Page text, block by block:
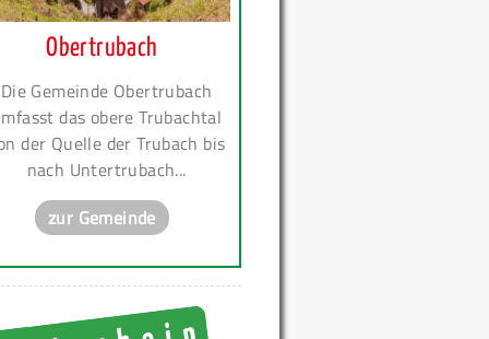
Obertrubach
Die Gemeinde Obertrubach
das obere Trubachtal
der Quelle der Trubach bis
nach Untertrubach...
zur Gemeinde